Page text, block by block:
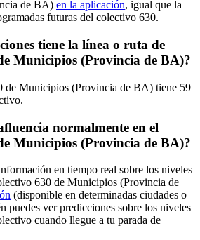
de BA) en la aplicación, igual que la
futuras del colectivo 630.
tiene la línea o ruta de
Municipios (Provincia de BA)?
de Municipios (Provincia de BA) tiene 59
normalmente en el
Municipios (Provincia de BA)?
en tiempo real sobre los niveles
630 de Municipios (Provincia de
(disponible en determinadas ciudades o
puedes ver predicciones sobre los niveles
cuando llegue a tu parada de